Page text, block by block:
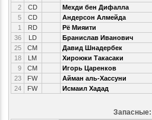
2
CD Мехди бен Дифалла
5
CD Андерсон Алмейда
1
RD Рё Мияити
36
LD Бранислав Иванович
25
CM Давид Шнадербек
18
LM Хироюки Такасаки
9
CM Игорь Царенков
23
FW Айман аль-Хассуни
24
FW Исмаил Хадад
Запасные: